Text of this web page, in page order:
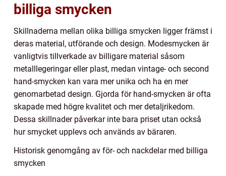
billiga smycken
Skillnaderna mellan olika billiga smycken ligger främst i
deras material, utförande och design. Modesmycken är
vanligtvis tillverkade av billigare material såsom
metalllegeringar eller plast, medan vintage- och second
hand-smycken kan vara mer unika och ha en mer
genomarbetad design. Gjorda för hand-smycken är ofta
skapade med högre kvalitet och mer detaljrikedom.
Dessa skillnader påverkar inte bara priset utan också
hur smycket upplevs och används av bäraren.
Historisk genomgång av för- och nackdelar med billiga
smycken